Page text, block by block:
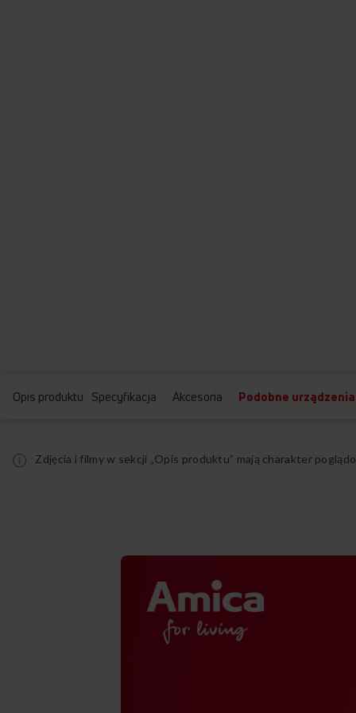
Opis produktu Specyfikacja Akcesoria Podobne urządzenia
Zdjęcia i filmy w sekcji „Opis produktu” mają charakter